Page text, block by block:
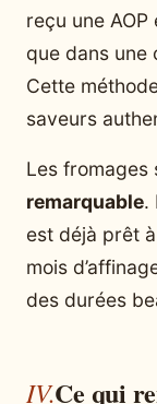
reçu une
que dans une
Cette
saveurs
Les fromages
remarquable.
est déjà prêt
mois
des durées
Ce qui